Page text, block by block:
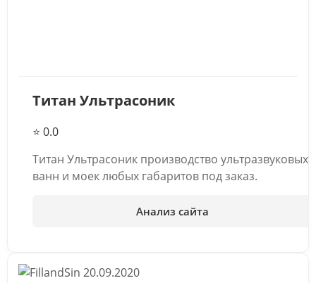
Титан Ультрасоник
⭐ 0.0
Титан Ультрасоник производство ультразвуковых
ванн и моек любых габаритов под заказ.
Анализ сайта
20.09.2020